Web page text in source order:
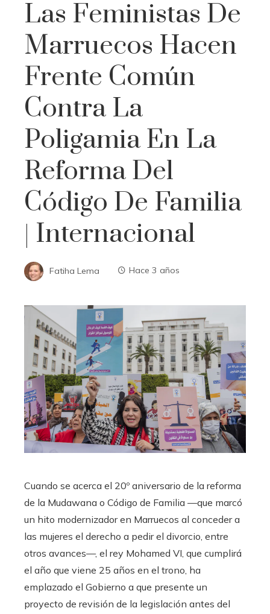
Las Feministas De
Marruecos Hacen
Frente Común
Contra La
Poligamia En La
Reforma Del
Código De Familia
| Internacional
Fatiha Lema Hace 3 años
Cuando se acerca el 20º aniversario de la reforma
de la Mudawana o Código de Familia —que marcó
un hito modernizador en Marruecos al conceder a
las mujeres el derecho a pedir el divorcio, entre
otros avances—, el rey Mohamed VI, que cumplirá
el año que viene 25 años en el trono, ha
emplazado el Gobierno a que presente un
proyecto de revisión de la legislación antes del